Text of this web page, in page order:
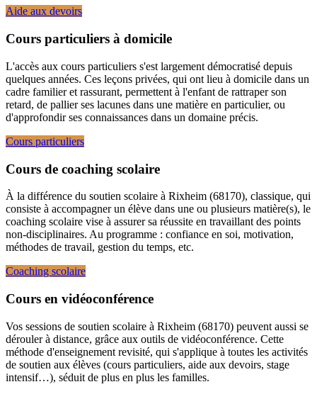
Aide aux devoirs
Cours particuliers à domicile
L'accès aux cours particuliers s'est largement démocratisé depuis
quelques années. Ces leçons privées, qui ont lieu à domicile dans un
cadre familier et rassurant, permettent à l'enfant de rattraper son
retard, de pallier ses lacunes dans une matière en particulier, ou
d'approfondir ses connaissances dans un domaine précis.
Cours particuliers
Cours de coaching scolaire
À la différence du soutien scolaire à Rixheim (68170), classique, qui
consiste à accompagner un élève dans une ou plusieurs matière(s), le
coaching scolaire vise à assurer sa réussite en travaillant des points
non-disciplinaires. Au programme : confiance en soi, motivation,
méthodes de travail, gestion du temps, etc.
Coaching scolaire
Cours en vidéoconférence
Vos sessions de soutien scolaire à Rixheim (68170) peuvent aussi se
dérouler à distance, grâce aux outils de vidéoconférence. Cette
méthode d'enseignement revisité, qui s'applique à toutes les activités
de soutien aux élèves (cours particuliers, aide aux devoirs, stage
intensif…), séduit de plus en plus les familles.